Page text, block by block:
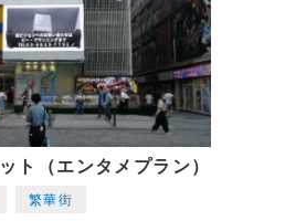
ト（エンタメプラン）
繁華街